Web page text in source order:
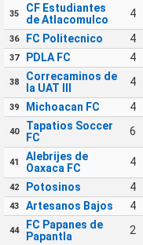
35
CF Estudiantes
de Atlacomulco
4
36 FC Politecnico 4
37 PDLA FC 4
38
Correcaminos de
la UAT III
4
39 Michoacan FC 4
40
Tapatios Soccer
FC
6
41
Alebrijes de
Oaxaca FC
4
42 Potosinos 4
43 Artesanos Bajos 4
44
FC Papanes de
Papantla
2